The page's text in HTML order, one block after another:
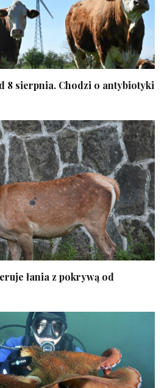
8 sierpnia. Chodzi o antybiotyki
łania z pokrywą od